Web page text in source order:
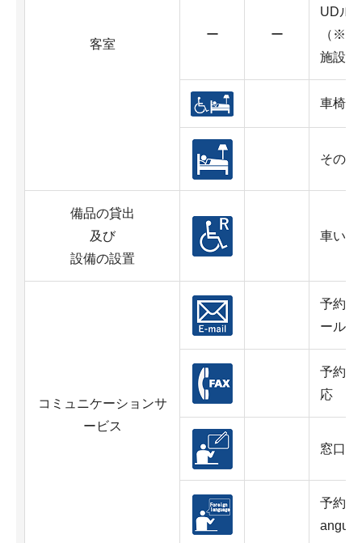
客室
ー ー
UDル
（※
施設の
車椅子
その
備品の貸出
及び
設備の設置
車いす
コミュニケーションサ
ービス
予約・
ール対
予約・
応
窓口
予約・